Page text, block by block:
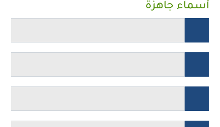
أسماء جاهزة